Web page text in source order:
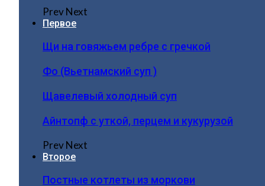
PrevNext
Первое
Щи на говяжьем ребре с гречкой
Фо (Вьетнамский суп )
Щавелевый холодный суп
Айнтопф с уткой, перцем и кукурузой
PrevNext
Второе
Постные котлеты из моркови